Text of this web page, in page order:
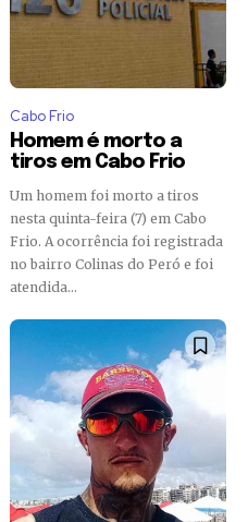
Cabo Frio
Homem é morto a
tiros em Cabo Frio
Um homem foi morto a tiros
nesta quinta-feira (7) em Cabo
Frio. A ocorrência foi registrada
no bairro Colinas do Peró e foi
atendida...